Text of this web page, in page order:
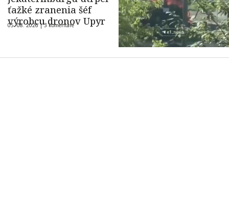
ťažké zranenia šéf
výrobcu dronov Upyr
05. 08. 2026 |3 komentáre